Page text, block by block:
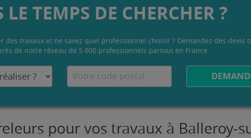
LE TEMPS DE CHERCHER ?
des travaux et ne savez quel professionnel choisir ? Demandez des devis
de notre réseau de 5 000 professionnels partout en France.
pour vos travaux à Balleroy-